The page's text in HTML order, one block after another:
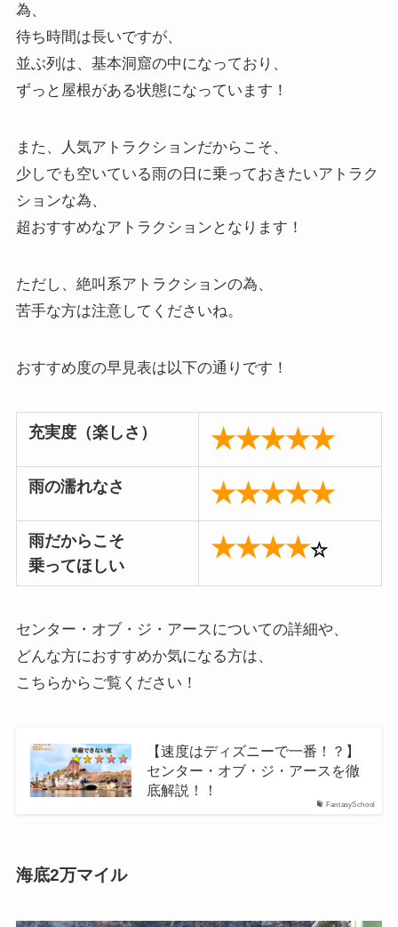
為、
待ち時間は長いですが、
並ぶ列は、基本洞窟の中になっており、
ずっと屋根がある状態になっています！
また、人気アトラクションだからこそ、
少しでも空いている雨の日に乗っておきたいアトラク
ションな為、
超おすすめなアトラクションとなります！
ただし、絶叫系アトラクションの為、
苦手な方は注意してくださいね。
おすすめ度の早見表は以下の通りです！
充実度（楽しさ） ★★★★★
雨の濡れなさ ★★★★★
雨だからこそ
乗ってほしい
★★★★☆
センター・オブ・ジ・アースについての詳細や、
どんな方におすすめか気になる方は、
こちらからご覧ください！
FantasySchool
【速度はディズニーで一番！？】
センター・オブ・ジ・アースを徹
底解説！！
海底2万マイル